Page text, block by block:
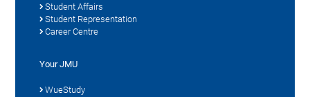
Student Affairs
Student Representation
Career Centre
Your JMU
WueStudy